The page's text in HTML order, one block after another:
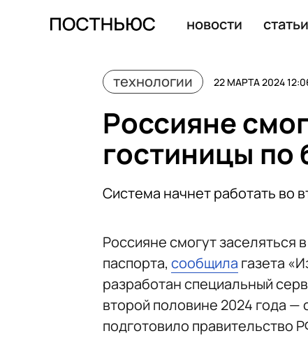
новости статьи
технологии 22 МАРТА 2024
Россияне
гостиницы по
Система начнет работать во
Россияне смогут заселяться
паспорта, сообщила газета
разработан специальный
второй половине 2024 года
подготовило правительство